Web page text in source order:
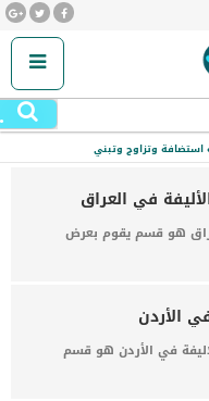
استضافة وتزاوج وتبني
في العراق
هو قسم يقوم بعرض
الأردن
في الأردن هو قسم